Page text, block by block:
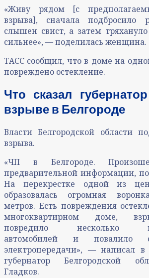
«Живу рядом [с
взрыва], сначала подбросило
слышен свист, а затем
сильнее», — поделилась женщина.
ТАСС сообщил, что в доме на
повреждено остекление.
Что сказал
взрыве в Белгороде
Власти Белгородской области
взрыва.
«ЧП в Белгороде.
предварительной информации,
На перекрестке одной из
образовалась огромная
метров. Есть повреждения
многоквартирном доме,
повредило несколько
автомобилей и повалило
электропередачи», — написал в
губернатор Белгородской
Гладков.